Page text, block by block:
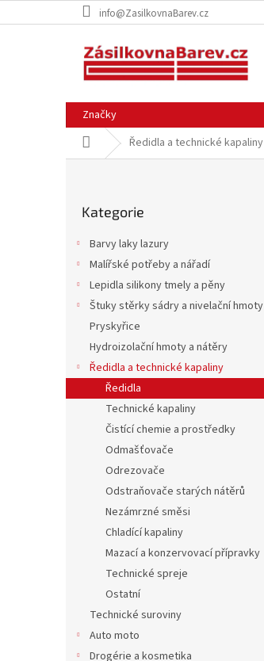
na
info@ZasilkovnaBarev.cz
Značky
Domů Ředidla a technické kapaliny
e
l
kategorie
Kategorie
Barvy laky lazury
Malířské potřeby a nářadí
Lepidla silikony tmely a pěny
Štuky stěrky sádry a nivelační hmoty
Pryskyřice
Hydroizolační hmoty a nátěry
Ředidla a technické kapaliny
Ředidla
Technické kapaliny
Čistící chemie a prostředky
Odmašťovače
Odrezovače
Odstraňovače starých nátěrů
Nezámrzné směsi
Chladící kapaliny
Mazací a konzervovací přípravky
Technické spreje
Ostatní
Technické suroviny
Auto moto
Drogérie a kosmetika